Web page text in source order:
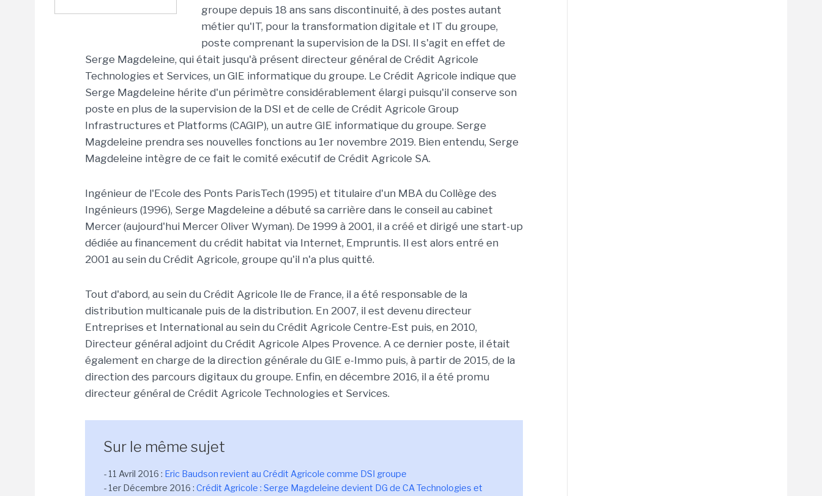
groupe depuis 18 ans sans discontinuité, à des postes autant
métier qu'IT, pour la transformation digitale et IT du groupe,
poste comprenant la supervision de la DSI. Il s'agit en effet de
Serge Magdeleine, qui était jusqu'à présent directeur général de Crédit Agricole
Technologies et Services, un GIE informatique du groupe. Le Crédit Agricole indique que
Serge Magdeleine hérite d'un périmètre considérablement élargi puisqu'il conserve son
poste en plus de la supervision de la DSI et de celle de Crédit Agricole Group
Infrastructures et Platforms (CAGIP), un autre GIE informatique du groupe. Serge
Magdeleine prendra ses nouvelles fonctions au 1er novembre 2019. Bien entendu, Serge
Magdeleine intègre de ce fait le comité exécutif de Crédit Agricole SA.
Ingénieur de l'Ecole des Ponts ParisTech (1995) et titulaire d'un MBA du Collège des
Ingénieurs (1996), Serge Magdeleine a débuté sa carrière dans le conseil au cabinet
Mercer (aujourd'hui Mercer Oliver Wyman). De 1999 à 2001, il a créé et dirigé une start-up
dédiée au financement du crédit habitat via Internet, Empruntis. Il est alors entré en
2001 au sein du Crédit Agricole, groupe qu'il n'a plus quitté.
Tout d'abord, au sein du Crédit Agricole Ile de France, il a été responsable de la
distribution multicanale puis de la distribution. En 2007, il est devenu directeur
Entreprises et International au sein du Crédit Agricole Centre-Est puis, en 2010,
Directeur général adjoint du Crédit Agricole Alpes Provence. A ce dernier poste, il était
également en charge de la direction générale du GIE e-Immo puis, à partir de 2015, de la
direction des parcours digitaux du groupe. Enfin, en décembre 2016, il a été promu
directeur général de Crédit Agricole Technologies et Services.
Sur le même sujet
- 11 Avril 2016 : Eric Baudson revient au Crédit Agricole comme DSI groupe
- 1er Décembre 2016 : Crédit Agricole : Serge Magdeleine devient DG de CA Technologies et